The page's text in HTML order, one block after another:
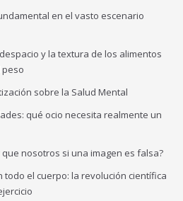
en el vasto escenario
y la textura de los alimentos
sobre la Salud Mental
qué ocio necesita realmente un
nosotros si una imagen es falsa?
todo el cuerpo: la revolución científica